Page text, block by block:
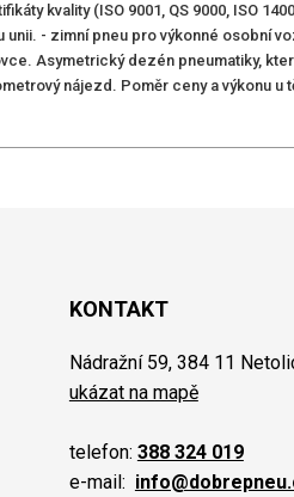
kvality (ISO 9001, QS 9000, ISO
unii. - zimní pneu pro výkonné osobní
Asymetrický dezén pneumatiky,
nájezd. Poměr ceny a výkonu u
KONTAKT
Nádražní 59, 384 11
ukázat na mapě
telefon: 388 324 019
e-mail: